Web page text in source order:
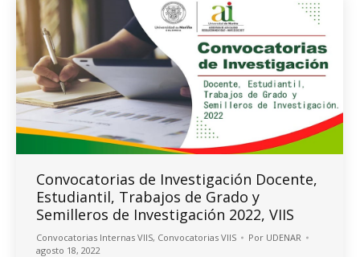
Convocatorias de Investigación Docente,
Estudiantil, Trabajos de Grado y
Semilleros de Investigación 2022, VIIS
Convocatorias Internas VIIS, Convocatorias VIIS Por UDENAR
agosto 18, 2022